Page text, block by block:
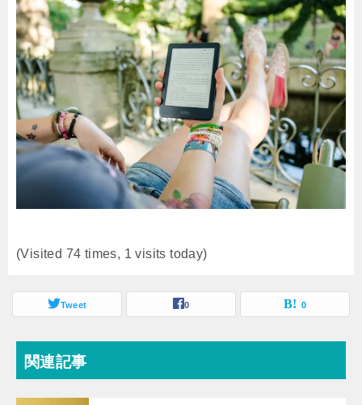
(Visited 74 times, 1 visits today)
Tweet 0 0
関連記事